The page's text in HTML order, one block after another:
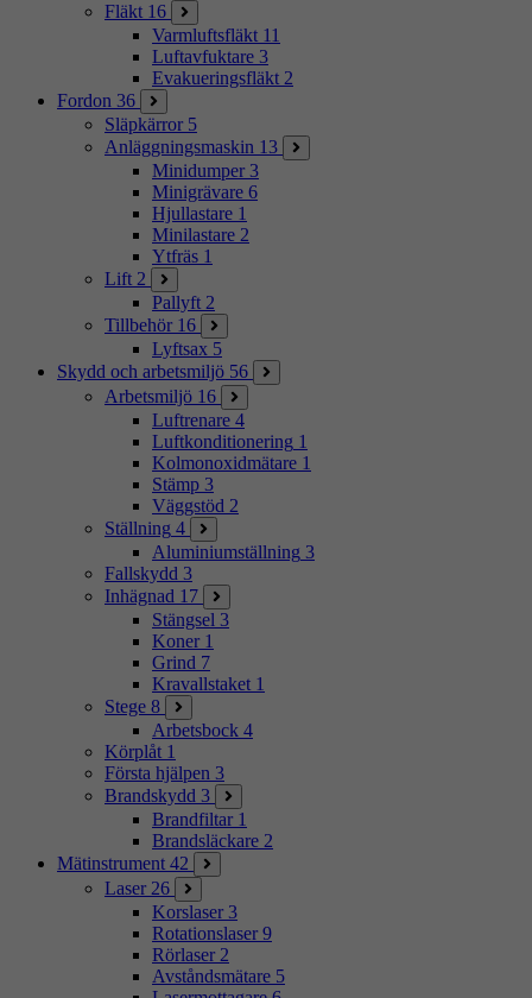
Fläkt 16
Varmluftsfläkt 11
Luftavfuktare 3
Evakueringsfläkt 2
Fordon 36
Släpkärror 5
Anläggningsmaskin 13
Minidumper 3
Minigrävare 6
Hjullastare 1
Minilastare 2
Ytfräs 1
Lift 2
Pallyft 2
Tillbehör 16
Lyftsax 5
Skydd och arbetsmiljö 56
Arbetsmiljö 16
Luftrenare 4
Luftkonditionering 1
Kolmonoxidmätare 1
Stämp 3
Väggstöd 2
Ställning 4
Aluminiumställning 3
Fallskydd 3
Inhägnad 17
Stängsel 3
Koner 1
Grind 7
Kravallstaket 1
Stege 8
Arbetsbock 4
Körplåt 1
Första hjälpen 3
Brandskydd 3
Brandfiltar 1
Brandsläckare 2
Mätinstrument 42
Laser 26
Korslaser 3
Rotationslaser 9
Rörlaser 2
Avståndsmätare 5